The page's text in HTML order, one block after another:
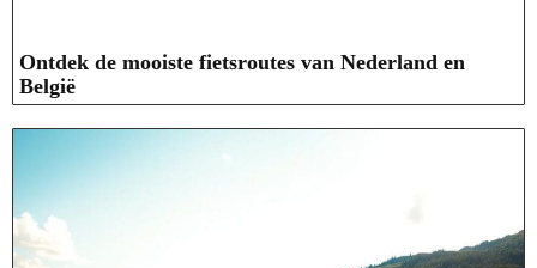
Ontdek de mooiste fietsroutes van Nederland en
België